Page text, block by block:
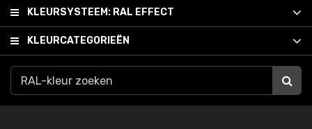
KLEURSYSTEEM: RAL EFFECT
KLEURCATEGORIEËN